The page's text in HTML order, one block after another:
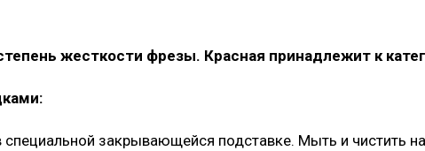
жесткости фрезы. Красная принадлежит к
специальной закрывающейся подставке. Мыть и чистить